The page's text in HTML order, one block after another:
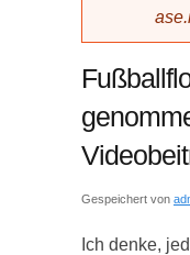
Gespeichert von
Ich denke,